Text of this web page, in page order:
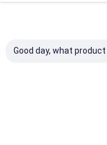
Tableaux
Good day, what